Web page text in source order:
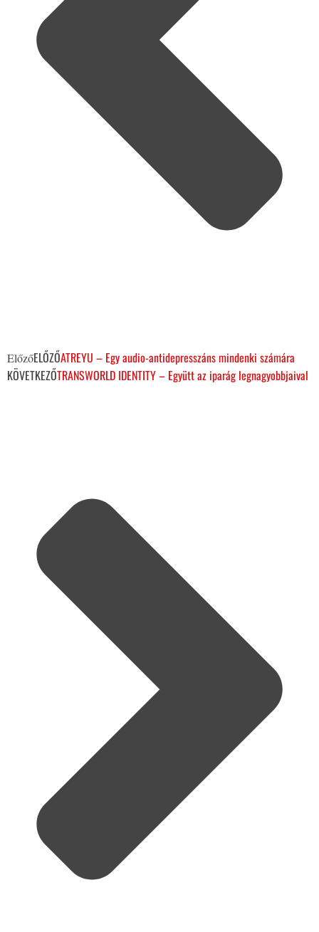
ElőzőELŐZŐATREYU – Egy audio-antidepresszáns mindenki számára
KÖVETKEZŐTRANSWORLD IDENTITY – Együtt az iparág legnagyobbjaival